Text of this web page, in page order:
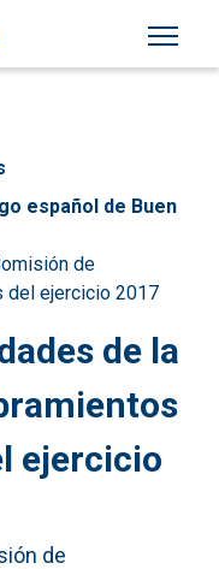
de
español de Buen
de
del ejercicio 2017
de la
ejercicio
de